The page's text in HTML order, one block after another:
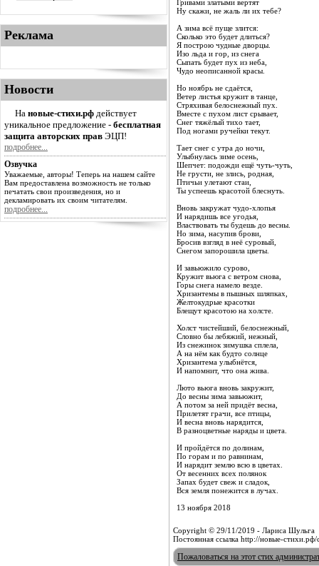
Реклама
Новости
На новые-стихи.рф действует
уникальное предложение - бесплатная
защита авторских прав ЭЦП!
подробнее...
Озвучка
Уважаемые, авторы! Теперь на нашем сайте
Вам предоставлена возможность не только
печатать свои произведения, но и
декламировать их своим читателям.
подробнее...
Гривами златыми вертят
Ну скажи, не жаль ли их тебе?
А зима всё пуще злится:
Сколько это будет длиться?
Я построю чудные дворцы.
Изо льда и гор, из снега
Сыпать будет пух из неба,
Чудо неописанной красы.
Но ноябрь не сдаётся,
Ветер листья кружит в танце,
Стряхивая белоснежный пух.
Вместе с пухом лист срывает,
Снег тяжёлый тихо тает,
Под ногами ручейки текут.
Тает снег с утра до ночи,
Улыбнулась зиме осень,
Шепчет: подожди ещё чуть-чуть,
Не грусти, не злись, родная,
Птичьи улетают стаи,
Ты успеешь красотой блеснуть.
Вновь закружат чудо-хлопья
И нарядишь все угодья,
Властвовать ты будешь до весны.
Но зима, насупив брови,
Бросив взгляд в неё суровый,
Снегом запорошила цветы.
И завьюжило сурово,
Кружит вьюга с ветром снова,
Горы снега намело везде.
Хризантемы в пышных шляпках,
Желтокудрые красотки
Блещут красотою на холсте.
Холст чистейший, белоснежный,
Словно бы лебяжий, нежный,
Из снежинок зимушка сплела,
А на нём как будто солнце
Хризантема улыбнётся,
И напомнит, что она жива.
Люто вьюга вновь закружит,
До весны зима завьюжит,
А потом за ней придёт весна,
Прилетят грачи, все птицы,
И весна вновь нарядится,
В разноцветные наряды и цвета.
И пройдётся по долинам,
По горам и по равнинам,
И нарядит землю всю в цветах.
От весенних всех полянок
Запах будет свеж и сладок,
Вся земля понежится в лучах.
13 ноября 2018
Copyright © 29/11/2019 - Лариса Шульга
Постоянная ссылка http://новые-
Пожаловаться на этот стих